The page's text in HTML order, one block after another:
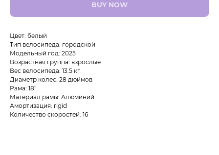
BUY NOW
Цвет: белый
Тип велосипеда: городской
Модельный год: 2025
Возрастная группа: взрослые
Вес велосипеда: 13.5 кг
Диаметр колес: 28 дюймов
Рама: 18"
Материал рамы: Алюминий
Амортизация: rigid
Количество скоростей: 16